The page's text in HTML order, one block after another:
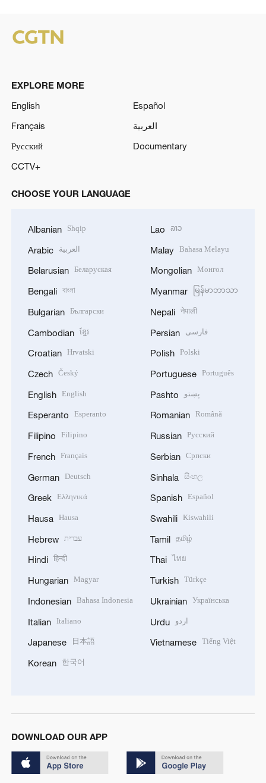
EXPLORE MORE
English
Español
Français
العربية
Русский
Documentary
CCTV+
CHOOSE YOUR LANGUAGE
Albanian Shqip
Arabic العربية
Belarusian Беларуская
Bengali বাংলা
Bulgarian Български
Cambodian ខ្មែរ
Croatian Hrvatski
Czech Český
English English
Esperanto Esperanto
Filipino Filipino
French Français
German Deutsch
Greek Ελληνικά
Hausa Hausa
Hebrew עברית
Hindi हिन्दी
Hungarian Magyar
Indonesian Bahasa Indonesia
Italian Italiano
Japanese 日本語
Korean 한국어
Lao ລາວ
Malay Bahasa Melayu
Mongolian Монгол
Myanmar မြန်မာဘာသာ
Nepali नेपाली
Persian فارسی
Polish Polski
Portuguese Português
Pashto پښتو
Romanian Română
Russian Русский
Serbian Српски
Sinhala සිංහල
Spanish Español
Swahili Kiswahili
Tamil தமிழ்
Thai ไทย
Turkish Türkçe
Ukrainian Українська
Urdu اردو
Vietnamese Tiếng Việt
DOWNLOAD OUR APP